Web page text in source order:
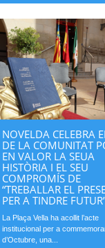
NOVELDA CELEBRA
DE LA COMUNITAT
EN VALOR LA SEUA
HISTÒRIA I EL SEU
COMPROMÍS DE
“TREBALLAR EL
PER A TINDRE
La Plaça Vella ha acollit l’acte
institucional per a
d’Octubre, una...